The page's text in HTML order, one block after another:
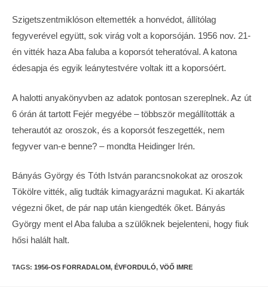
Szigetszentmiklóson eltemették a honvédot, állítólag
fegyverével együtt, sok virág volt a koporsóján. 1956 nov. 21-
én vitték haza Aba faluba a koporsót teheratóval. A katona
édesapja és egyik leánytestvére voltak itt a koporsóért.
A halotti anyakönyvben az adatok pontosan szereplnek. Az út
6 órán át tartott Fejér megyébe – többször megállították a
teherautót az oroszok, és a koporsót feszegették, nem
fegyver van-e benne? – mondta Heidinger Irén.
Bányás György és Tóth István parancsnokokat az oroszok
Tökölre vitték, alig tudták kimagyarázni magukat. Ki akarták
végezni őket, de pár nap után kiengedték őket. Bányás
György ment el Aba faluba a szülőknek bejelenteni, hogy fiuk
hősi halált halt.
TAGS: 1956-OS FORRADALOM, ÉVFORDULÓ, VÖŐ IMRE